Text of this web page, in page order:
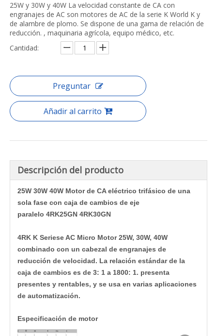
25W y 30W y 40W La velocidad constante de CA con
engranajes de AC son motores de AC de la serie K World K y
de alambre de plomo. Se dispone de una gama de relación de
reducción. , maquinaria agrícola, equipo médico, etc.
Cantidad:
Preguntar
Añadir al carrito
Descripción del producto
25W 30W 40W Motor de CA eléctrico trifásico de una
sola fase con caja de cambios de eje
paralelo 4RK25GN 4RK30GN
4RK K Seriese AC Micro Motor 25W, 30W, 40W
combinado con un cabezal de engranajes de
reducción de velocidad. La relación estándar de la
caja de cambios es de 3: 1 a 1800: 1. presenta
presentes y rentables, y se usa en varias aplicaciones
de automatización.
Especificación de motor
4 R 30 R Gn C
1 2 3 4 5 6